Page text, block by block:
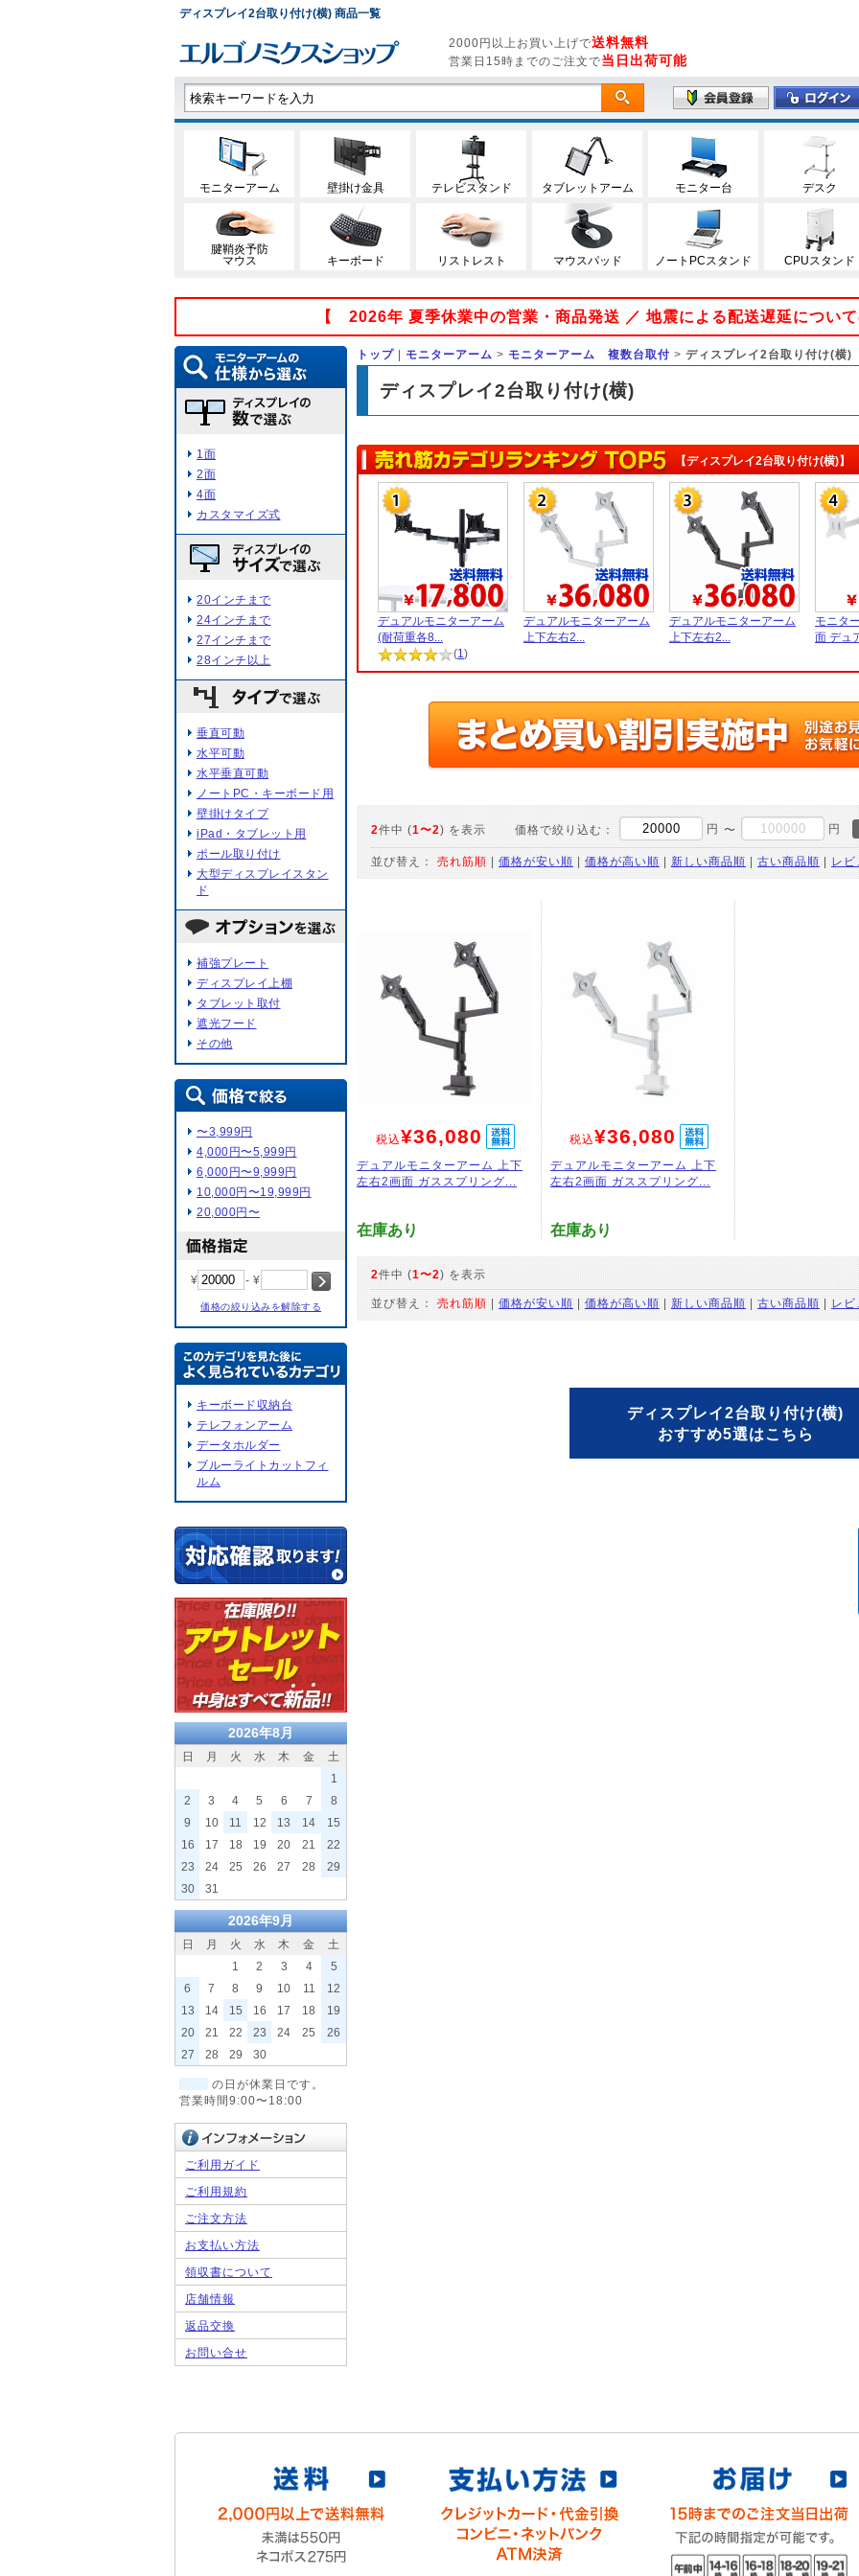
ディスプレイ2台取り付け(横) 商品一覧
2000円以上お買い上げで送料無料
営業日15時までのご注文で当日出荷可能
モニターアーム 壁掛け金具 テレビスタンド タブレットアーム モニター台 デスク
腱鞘炎予防
マウス
キーボード リストレスト マウスパッド ノートPCスタンド CPUスタンド
【 2026年 夏季休業中の営業・商品発送 ／ 地震による配送遅延につい
1面
2面
4面
カスタマイズ式
20インチまで
24インチまで
27インチまで
28インチ以上
垂直可動
水平可動
水平垂直可動
ノートPC・キーボード用
壁掛けタイプ
iPad・タブレット用
ポール取り付け
大型ディスプレイスタン
ド
補強プレート
ディスプレイ上棚
タブレット取付
遮光フード
その他
〜3,999円
4,000円〜5,999円
6,000円〜9,999円
10,000円〜19,999円
20,000円〜
¥ - ¥
価格の絞り込みを解除する
キーボード収納台
テレフォンアーム
データホルダー
ブルーライトカットフィ
ルム
2026年8月
日 月 火 水 木 金
土
1
2
3 4 5 6 7
8
9
10 11 12 13 14
15
16
17 18 19 20 21
22
23
24 25 26 27 28
29
30
31
2026年9月
日 月 火 水 木 金
土
1
2 3 4
5
6
7 8 9 10 11
12
13
14 15 16 17 18
19
20
21 22 23 24 25
26
27
28 29 30
の日が休業日です。
営業時間9:00〜18:00
ご利用ガイド
ご利用規約
ご注文方法
お支払い方法
領収書について
店舗情報
返品交換
お問い合せ
トップ | モニターアーム > モニターアーム 複数台取付 > ディスプレイ2台取り付け(横)
ディスプレイ2台取り付け(横)
【ディスプレイ2台取り付け(横)】
デュアルモニターアーム
(耐荷重各8...
(1 )
デュアルモニターアーム
上下左右2...
デュアルモニターアーム
上下左右2...
モニタ
面 デュ
2件中 (1〜2) を表示 価格で絞り込む： 円 〜 円
並び替え： 売れ筋順 | 価格が安い順 | 価格が高い順 | 新しい商品順 | 古い商品順 | レビ
税込¥36,080
デュアルモニターアーム 上下
左右2画面 ガススプリング...
在庫あり
税込¥36,080
デュアルモニターアーム 上下
左右2画面 ガススプリング...
在庫あり
2件中 (1〜2) を表示
並び替え： 売れ筋順 | 価格が安い順 | 価格が高い順 | 新しい商品順 | 古い商品順 | レビ
ディスプレイ2台取り付け(横)
おすすめ5選はこちら